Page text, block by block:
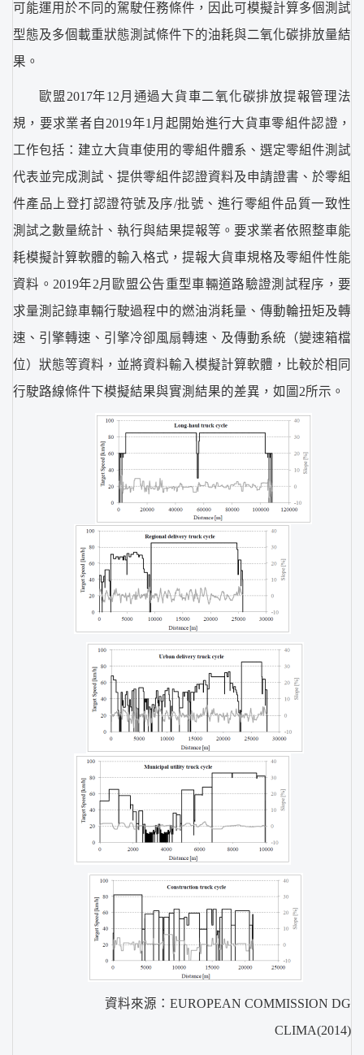
可能運用於不同的駕駛任務條件，因此可模擬計算多個測試
型態及多個載重狀態測試條件下的油耗與二氧化碳排放量結
果。
歐盟2017年12月通過大貨車二氧化碳排放提報管理法
規，要求業者自2019年1月起開始進行大貨車零組件認證，
工作包括：建立大貨車使用的零組件體系、選定零組件測試
代表並完成測試、提供零組件認證資料及申請證書、於零組
件產品上登打認證符號及序/批號、進行零組件品質一致性
測試之數量統計、執行與結果提報等。要求業者依照整車能
耗模擬計算軟體的輸入格式，提報大貨車規格及零組件性能
資料。2019年2月歐盟公告重型車輛道路驗證測試程序，要
求量測記錄車輛行駛過程中的燃油消耗量、傳動輪扭矩及轉
速、引擎轉速、引擎冷卻風扇轉速、及傳動系統（變速箱檔
位）狀態等資料，並將資料輸入模擬計算軟體，比較於相同
行駛路線條件下模擬結果與實測結果的差異，如圖2所示。
資料來源：EUROPEAN COMMISSION DG
CLIMA(2014)